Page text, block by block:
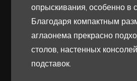
опрыскивания, особенно в
Благодаря компактным
аглаонема прекрасно
столов, настенных
подставок.